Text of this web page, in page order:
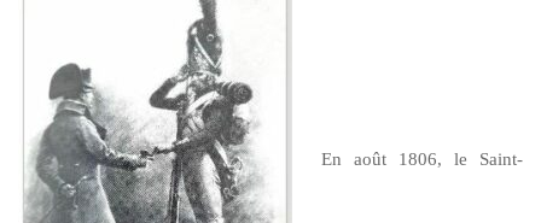
En août 1806, le Saint-